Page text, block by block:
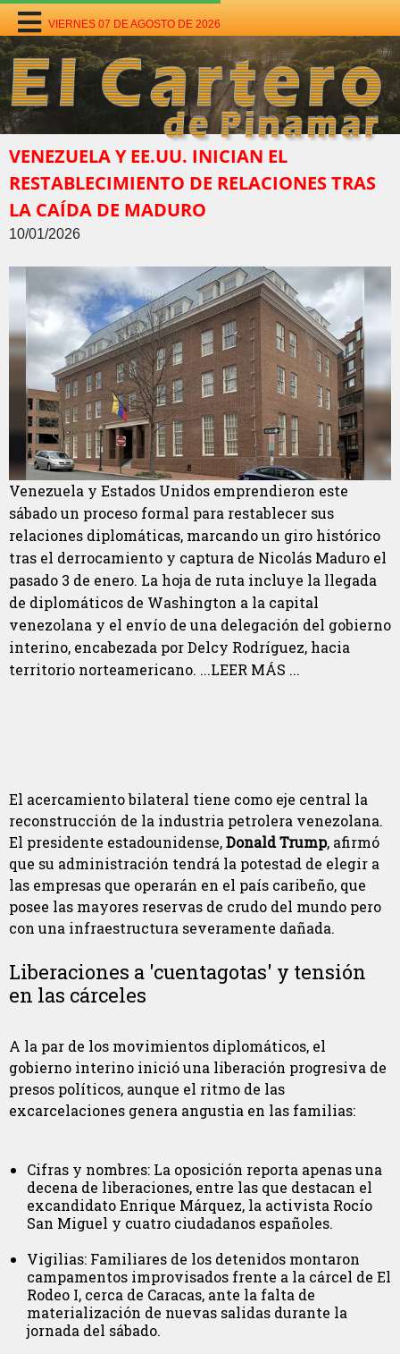
VIERNES 07 DE AGOSTO DE 2026
VENEZUELA Y EE.UU. INICIAN EL
RESTABLECIMIENTO DE RELACIONES TRAS
LA CAÍDA DE MADURO
10/01/2026
Venezuela y Estados Unidos emprendieron este
sábado un proceso formal para restablecer sus
relaciones diplomáticas, marcando un giro histórico
tras el derrocamiento y captura de Nicolás Maduro el
pasado 3 de enero. La hoja de ruta incluye la llegada
de diplomáticos de Washington a la capital
venezolana y el envío de una delegación del gobierno
interino, encabezada por Delcy Rodríguez, hacia
territorio norteamericano. ...LEER MÁS ...
El acercamiento bilateral tiene como eje central la
reconstrucción de la industria petrolera venezolana.
El presidente estadounidense,Donald Trump, afirmó
que su administración tendrá la potestad de elegir a
las empresas que operarán en el país caribeño, que
posee las mayores reservas de crudo del mundo pero
con una infraestructura severamente dañada.
Liberaciones a 'cuentagotas' y tensión
en las cárceles
A la par de los movimientos diplomáticos, el
gobierno interino inició una liberación progresiva de
presos políticos, aunque el ritmo de las
excarcelaciones genera angustia en las familias:
Cifras y nombres: La oposición reporta apenas una
decena de liberaciones, entre las que destacan el
excandidato Enrique Márquez, la activista Rocío
San Miguel y cuatro ciudadanos españoles.
Vigilias: Familiares de los detenidos montaron
campamentos improvisados frente a la cárcel de El
Rodeo I, cerca de Caracas, ante la falta de
materialización de nuevas salidas durante la
jornada del sábado.